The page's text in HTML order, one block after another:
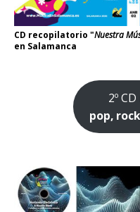
CD recopilatorio "Nuestra
en Salamanca
2º
pop,